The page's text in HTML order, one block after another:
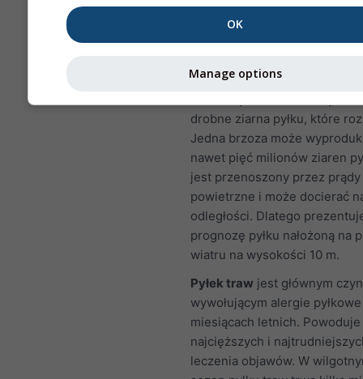
najczęstszych alergenów
się w powietrzu w okresie
geograficznych także później
drobne ziarna pyłku, które
Jedna brzoza może
nawet pięć milionów ziaren
jest przenoszony przez prądy
powietrzne i może docierać
odległości. Dlatego
prognozę pyłku nałożoną na
wiatru na wysokości 10 m.
Pyłek traw jest głównym
wywołującym alergie
miesiącach letnich.
najcięższych i
leczenia objawów. W
OK
Manage options